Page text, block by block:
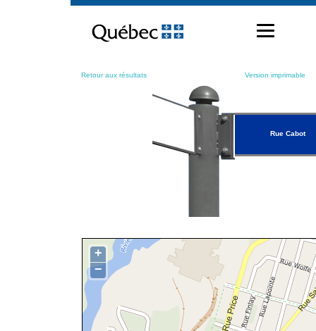
contenu
Retour aux résultats Version imprimable
Rue Cabot
+
−